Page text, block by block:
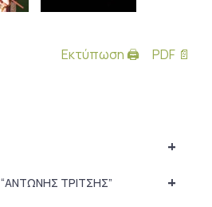
Εκτύπωση 🖨 PDF 📄
+
+
ΤΡΙΤΣΗΣ”